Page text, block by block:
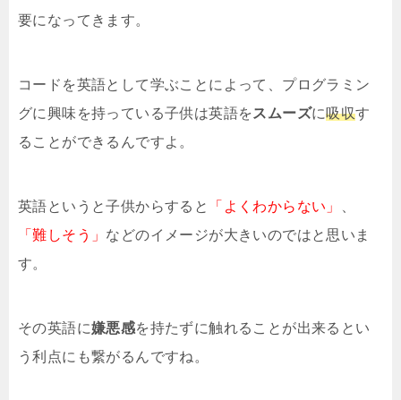
要になってきます。
コードを英語として学ぶことによって、プログラミン
グに興味を持っている子供は英語をスムーズに吸収す
ることができるんですよ。
英語というと子供からすると 「よくわからない」
「難しそう」 などのイメージが大きいのではと思いま
す。
その英語に嫌悪感を持たずに触れることが出来るとい
う利点にも繋がるんですね。